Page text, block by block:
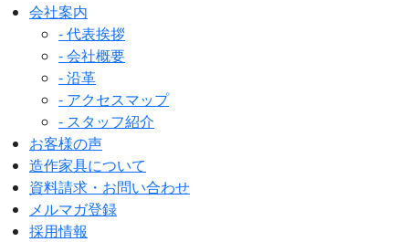
会社案内
- 代表挨拶
- 会社概要
- 沿革
- アクセスマップ
- スタッフ紹介
お客様の声
造作家具について
資料請求・お問い合わせ
メルマガ登録
採用情報